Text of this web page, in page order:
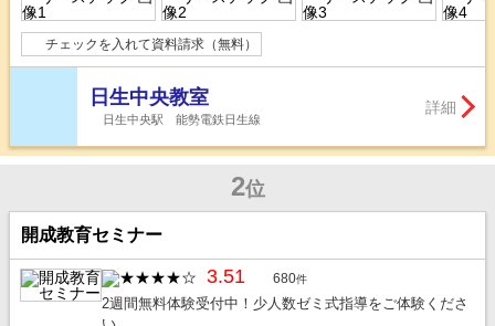
チェックを入れて資料請求（無料）
日生中央教室
日生中央駅 能勢電鉄日生線
詳細
2位
開成教育セミナー
3.51 680件
2週間無料体験受付中！少人数ゼミ式指導をご体験くださ